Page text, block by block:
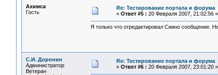
Ахимса
Гость
Re: Тестирование портала и форума
« Ответ #5 : 20 Февраля 2007, 21:02:56 »
Я только что отредактировал Сиино сообщение.
С.И. Доронин
Администратор
Ветеран
Re: Тестирование портала и форума
« Ответ #6 : 20 Февраля 2007, 23:01:20 »